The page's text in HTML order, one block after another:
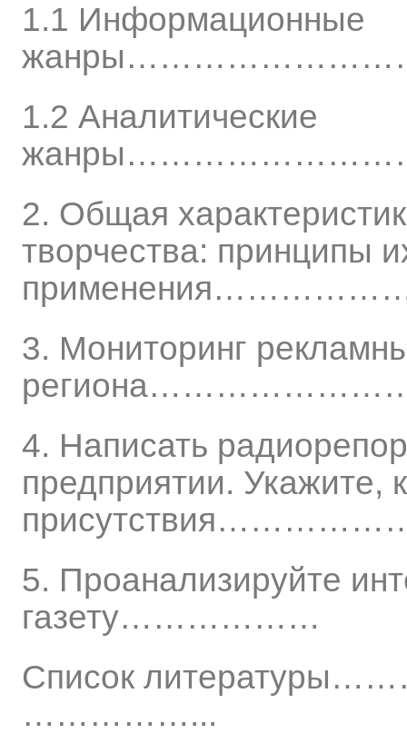
1.1 Информационные
1.2 Аналитические
2. Общая
творчества: принципы
3. Мониторинг
4. Написать
предприятии. Укажите,
5. Проанализируйте
газету………………
Список
……………...